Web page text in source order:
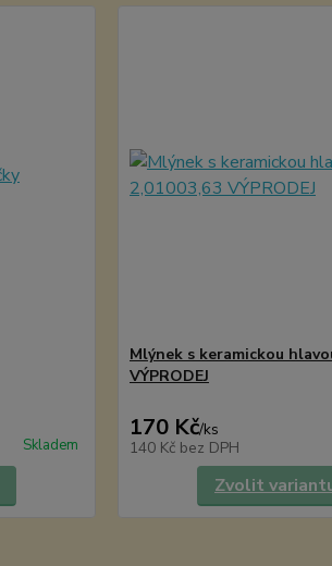
Skladem
Mlýnek s keramickou
VÝPRODEJ
170 Kč/ks
140 Kč bez DPH
Zvolit